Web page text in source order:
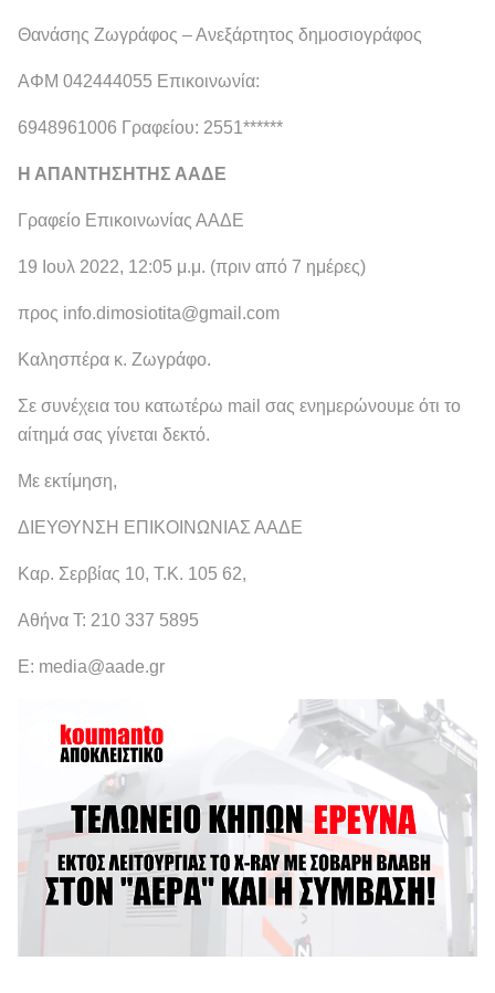
Θανάσης Ζωγράφος – Ανεξάρτητος δημοσιογράφος
ΑΦΜ 042444055 Επικοινωνία:
6948961006 Γραφείου: 2551******
Η ΑΠΑΝΤΗΣΗΤΗΣ ΑΑΔΕ
Γραφείο Επικοινωνίας ΑΑΔΕ
19 Ιουλ 2022, 12:05 μ.μ. (πριν από 7 ημέρες)
προς info.dimosiotita@gmail.com
Καλησπέρα κ. Ζωγράφο.
Σε συνέχεια του κατωτέρω mail σας ενημερώνουμε ότι το
αίτημά σας γίνεται δεκτό.
Με εκτίμηση,
ΔΙΕΥΘΥΝΣΗ ΕΠΙΚΟΙΝΩΝΙΑΣ ΑΑΔΕ
Καρ. Σερβίας 10, Τ.Κ. 105 62,
Αθήνα T: 210 337 5895
Ε: media@aade.gr